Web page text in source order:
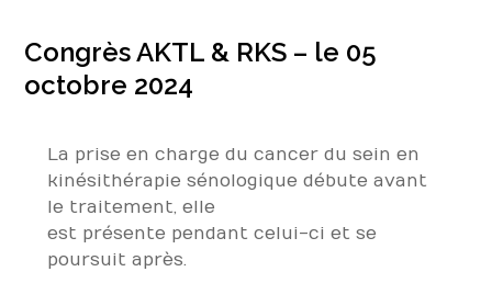
Congrès AKTL & RKS – le 05
octobre 2024
La prise en charge du cancer du sein en
kinésithérapie sénologique débute avant
le traitement, elle
est présente pendant celui-ci et se
poursuit après.